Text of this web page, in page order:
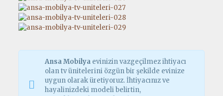
Ansa Mobilya evinizin vazgeçilmez ihtiyacı
olan tv ünitelerini özgün bir şekilde evinize
uygun olarak üretiyoruz. İhtiyacınız ve
hayalinizdeki modeli belirtin,